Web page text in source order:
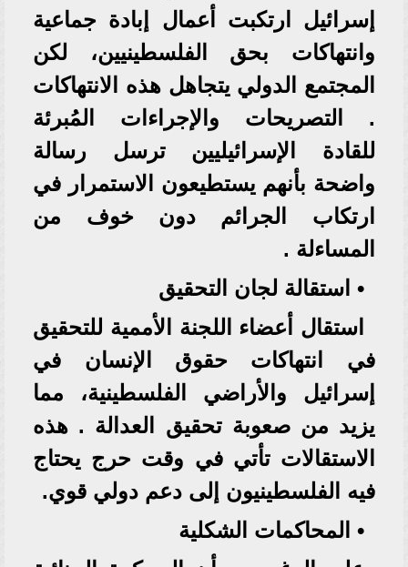
إسرائيل ارتكبت أعمال إبادة جماعية
وانتهاكات بحق الفلسطينيين، لكن
المجتمع الدولي يتجاهل هذه الانتهاكات
. التصريحات والإجراءات المُبرئة
للقادة الإسرائيليين ترسل رسالة
واضحة بأنهم يستطيعون الاستمرار في
ارتكاب الجرائم دون خوف من
المساءلة .
• استقالة لجان التحقيق
استقال أعضاء اللجنة الأممية للتحقيق
في انتهاكات حقوق الإنسان في
إسرائيل والأراضي الفلسطينية، مما
يزيد من صعوبة تحقيق العدالة . هذه
الاستقالات تأتي في وقت حرج يحتاج
فيه الفلسطينيون إلى دعم دولي قوي.
• المحاكمات الشكلية